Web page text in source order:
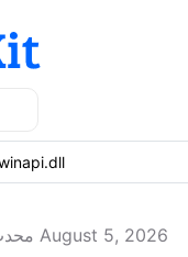
محدث August 5, 2026